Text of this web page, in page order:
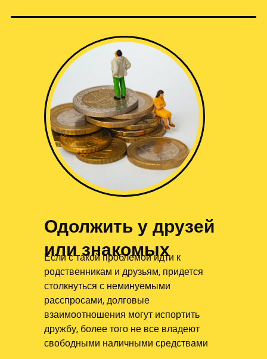
Если с такой проблемой идти к
родственникам и друзьям, придется
столкнуться с неминуемыми
расспросами, долговые
взаимоотношения могут испортить
дружбу, более того не все владеют
свободными наличными средствами
Одолжить у друзей
или знакомых